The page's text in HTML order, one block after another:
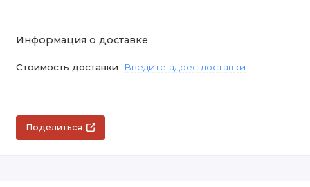
Информация о доставке
Стоимость доставки Введите адрес доставки
Поделиться